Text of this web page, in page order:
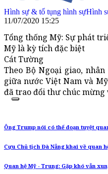
Hình sự & tố tụng hình sựHình
11/07/2020 15:25
Tổng thống Mỹ: Sự phát
Mỹ là kỳ tích đặc biệt
Cát Tường
Theo Bộ Ngoại giao,
giữa nước Việt Nam và
đã trao đổi thư chúc
Ông Trump nói có thể đoạn tuyệt
Cựu Chủ tịch Đà Nẵng khai về quan
Quan hệ Mỹ - Trung: Gặp khó vẫn